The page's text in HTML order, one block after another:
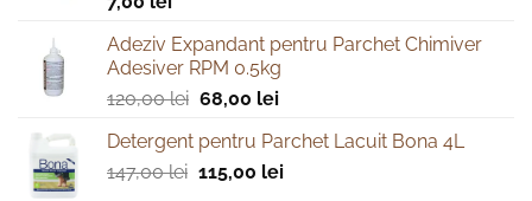
Adeziv Expandant pentru Parchet Chimiver
Adesiver RPM 0.5kg
120,00lei Prețul
a
fost:
68,00 leiPrețul
este:
68,00 lei.
Detergent pentru Parchet Lacuit Bona 4L
147,00lei Prețul
115,00 leiPrețul